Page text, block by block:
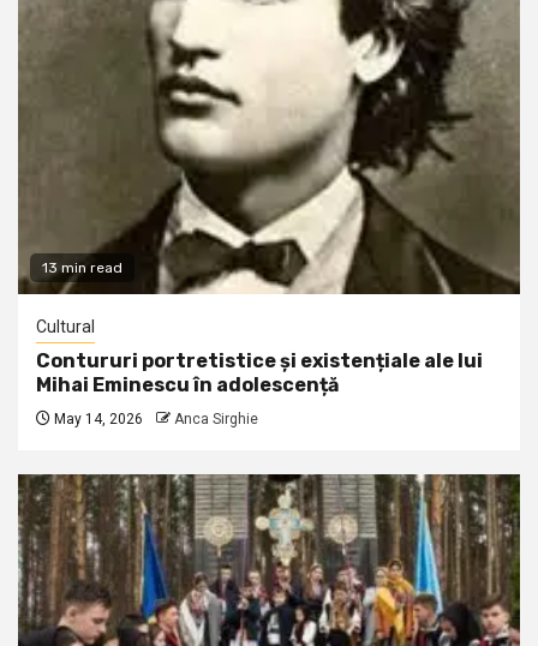
13 min read
Cultural
Contururi portretistice și existențiale ale lui
Mihai Eminescu în adolescență
May 14, 2026 Anca Sirghie